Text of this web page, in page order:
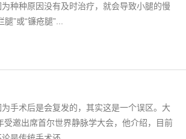
种种原因没有及时治疗，就会导致小腿的慢
”或“镰疮腿”...
手术后是会复发的，其实这是一个误区。大
邀出席首尔世界静脉学大会，他介绍，目前